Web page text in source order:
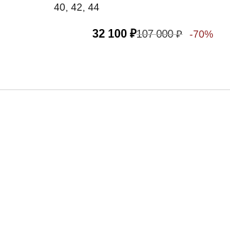
40, 42, 44
32 100₽107 000₽ -70%